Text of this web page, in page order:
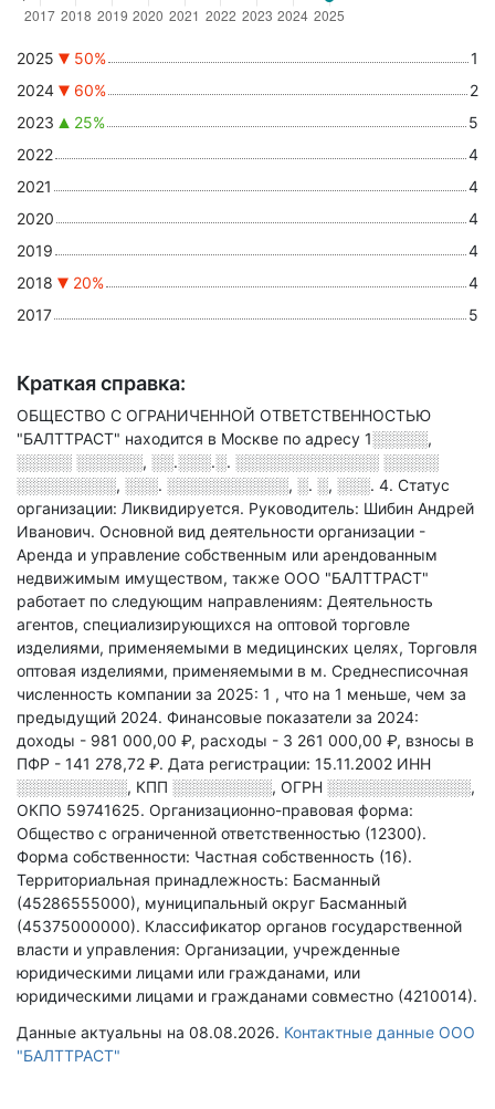
2025 50%
1
2024
60%
2
2023
25%
5
2022
4
2021
4
2020
4
2019
4
2018
20%
4
2017
5
Краткая справка:
ОБЩЕСТВО С ОГРАНИЧЕННОЙ ОТВЕТСТВЕННОСТЬЮ
"БАЛТТРАСТ" находится в Москве по адресу 1░░░░░,
░░░░░ ░░░░░░, ░░.░░░.░. ░░░░░░░░░░░░░ ░░░░░
░░░░░░░░░, ░░░. ░░░░░░░░░░░, ░. ░, ░░░. 4. Статус
организации: Ликвидируется. Руководитель: Шибин Андрей
Иванович. Основной вид деятельности организации -
Аренда и управление собственным или арендованным
недвижимым имуществом, также ООО "БАЛТТРАСТ"
работает по следующим направлениям: Деятельность
агентов, специализирующихся на оптовой торговле
изделиями, применяемыми в медицинских целях, Торговля
оптовая изделиями, применяемыми в м. Среднесписочная
численность компании за 2025: 1 , что на 1 меньше, чем за
предыдущий 2024. Финансовые показатели за 2024:
доходы - 981 000,00 ₽, расходы - 3 261 000,00 ₽, взносы в
ПФР - 141 278,72 ₽. Дата регистрации: 15.11.2002 ИНН
░░░░░░░░░░, КПП ░░░░░░░░░, ОГРН ░░░░░░░░░░░░░,
ОКПО 59741625. Организационно-правовая форма:
Общество с ограниченной ответственностью (12300).
Форма собственности: Частная собственность (16).
Территориальная принадлежность: Басманный
(45286555000), муниципальный округ Басманный
(45375000000). Классификатор органов государственной
власти и управления: Организации, учрежденные
юридическими лицами или гражданами, или
юридическими лицами и гражданами совместно (4210014).
Данные актуальны на 08.08.2026. Контактные данные ООО
"БАЛТТРАСТ"